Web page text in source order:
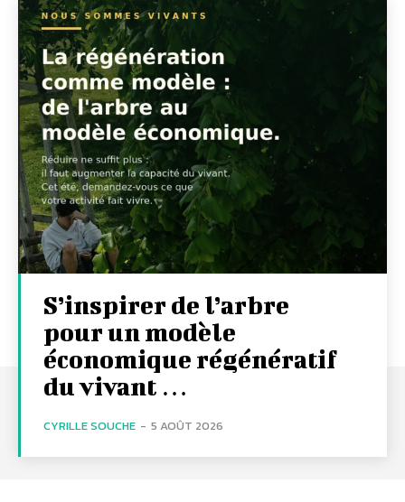
S’inspirer de l’arbre
pour un modèle
économique régénératif
du vivant …
CYRILLE SOUCHE - 5 AOÛT 2026